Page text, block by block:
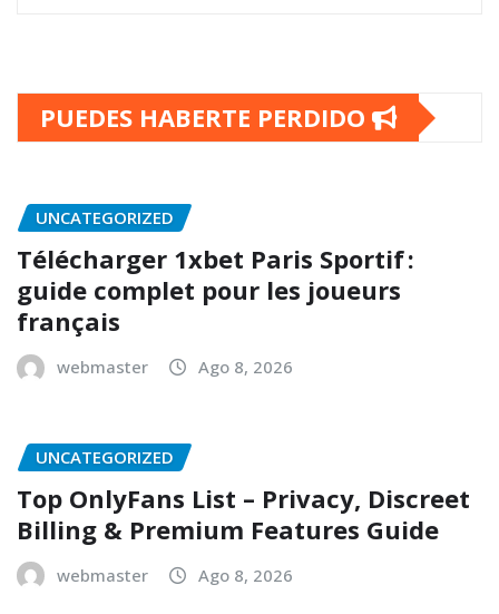
PUEDES HABERTE PERDIDO
UNCATEGORIZED
Télécharger 1xbet Paris Sportif :
guide complet pour les joueurs
français
webmaster Ago 8, 2026
UNCATEGORIZED
Top OnlyFans List – Privacy, Discreet
Billing & Premium Features Guide
webmaster Ago 8, 2026